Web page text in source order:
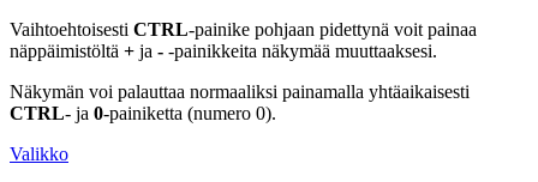
Vaihtoehtoisesti CTRL-painike pohjaan pidettynä voit painaa
näppäimistöltä + ja - -painikkeita näkymää muuttaaksesi.
Näkymän voi palauttaa normaaliksi painamalla yhtäaikaisesti
CTRL- ja 0-painiketta (numero 0).
Valikko